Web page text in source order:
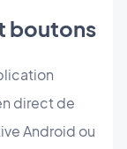
boutons
direct de
Android ou